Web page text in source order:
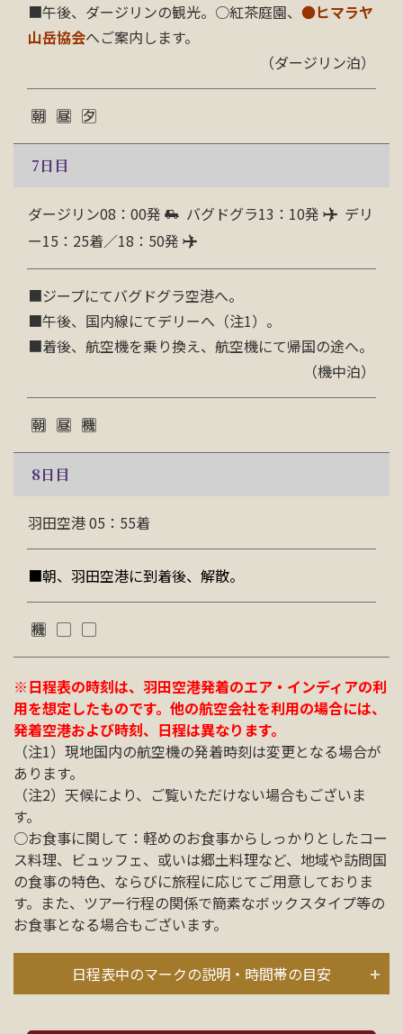
■午後、ダージリンの観光。○紅茶庭園、 ●ヒマラヤ
山岳協会へご案内します。
（ダージリン泊）
7日目
ダージリン08：00発 バグドグラ13：10発
デリ
ー15：25着／18：50発
■ジープにてバグドグラ空港へ。
■午後、国内線にてデリーへ（注1）。
■着後、航空機を乗り換え、航空機にて帰国の途へ。
（機中泊）
8日目
羽田空港 05：55着
■朝、羽田空港に到着後、解散。
※日程表の時刻は、羽田空港発着のエア・インディアの利
用を想定したものです。他の航空会社を利用の場合には、
発着空港および時刻、日程は異なります。
（注1）現地国内の航空機の発着時刻は変更となる場合が
あります。
（注2）天候により、ご覧いただけない場合もございま
す。
○お食事に関して：軽めのお食事からしっかりとしたコー
ス料理、ビュッフェ、或いは郷土料理など、地域や訪問国
の食事の特色、ならびに旅程に応じてご用意しておりま
す。また、ツアー行程の関係で簡素なボックスタイプ等の
お食事となる場合もございます。
日程表中のマークの説明・時間帯の目安